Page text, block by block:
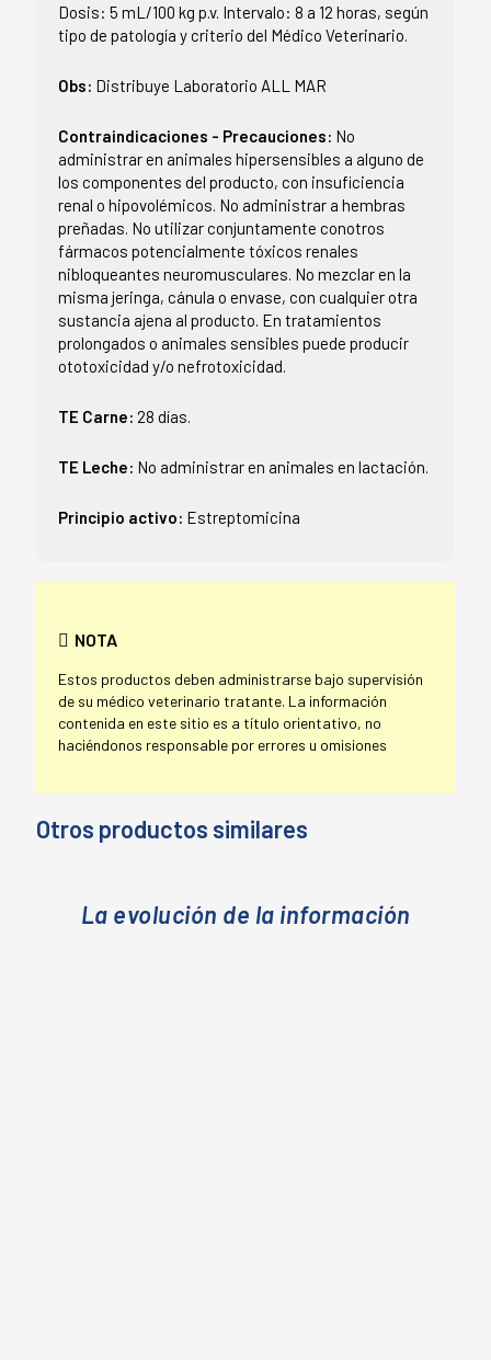
Dosis: 5 mL/100 kg p.v. Intervalo: 8 a 12 horas, según
tipo de patología y criterio del Médico Veterinario.
Obs: Distribuye Laboratorio ALL MAR
Contraindicaciones - Precauciones: No
administrar en animales hipersensibles a alguno de
los componentes del producto, con insuficiencia
renal o hipovolémicos. No administrar a hembras
preñadas. No utilizar conjuntamente conotros
fármacos potencialmente tóxicos renales
nibloqueantes neuromusculares. No mezclar en la
misma jeringa, cánula o envase, con cualquier otra
sustancia ajena al producto. En tratamientos
prolongados o animales sensibles puede producir
ototoxicidad y/o nefrotoxicidad.
TE Carne: 28 días.
TE Leche: No administrar en animales en lactación.
Principio activo: Estreptomicina
NOTA
Estos productos deben administrarse bajo supervisión
de su médico veterinario tratante. La información
contenida en este sitio es a título orientativo, no
haciéndonos responsable por errores u omisiones
Otros productos similares
La evolución de la información